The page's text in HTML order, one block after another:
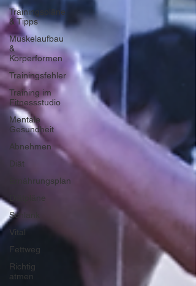
Trainingspläne
& Tipps
Muskelaufbau
&
Körperformen
Trainingsfehler
Training im
Fitnessstudio
Mentale
Gesundheit
Abnehmen
Diät
Ernährungsplan
Diätpläne
Schlank
Vital
Fettweg
Richtig
atmen